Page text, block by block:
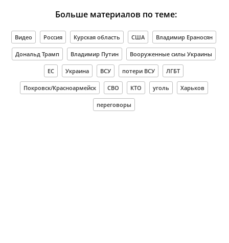
Больше материалов по теме:
Видео Россия Курская область США Владимир Ераносян
Дональд Трамп Владимир Путин Вооруженные силы Украины
ЕС Украина ВСУ потери ВСУ ЛГБТ
Покровск/Красноармейск СВО КТО уголь Харьков
переговоры